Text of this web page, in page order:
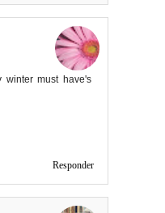
winter must have's
Responder